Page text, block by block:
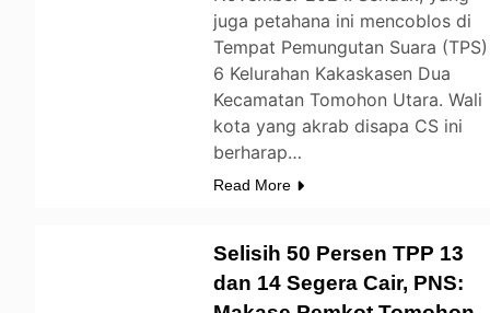
juga petahana ini mencoblos di
Tempat Pemungutan Suara (TPS)
6 Kelurahan Kakaskasen Dua
Kecamatan Tomohon Utara. Wali
kota yang akrab disapa CS ini
berharap…
Read More
Selisih 50 Persen TPP 13
dan 14 Segera Cair, PNS: